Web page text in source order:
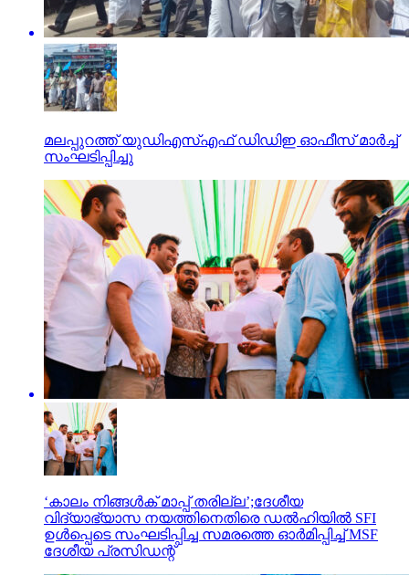
മലപ്പുറത്ത് യുഡിഎസ്എഫ് ഡിഡിഇ ഓഫീസ് മാര്‍ച്ച്
സംഘടിപ്പിച്ചു
‘കാലം നിങ്ങള്‍ക് മാപ്പ് തരില്ല’;ദേശീയ
വിദ്യാഭ്യാസ നയത്തിനെതിരെ ഡല്‍ഹിയില്‍ SFI
ഉള്‍പ്പെടെ സംഘടിപ്പിച്ച സമരത്തെ ഓര്‍മിപ്പിച്ച് MSF
ദേശീയ പ്രസിഡന്റ്